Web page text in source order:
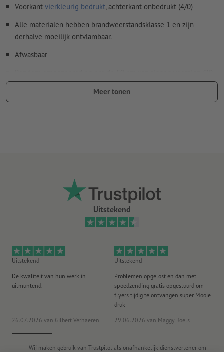
Voorkant vierkleurig bedrukt, achterkant onbedrukt (4/0)
Alle materialen hebben brandweerstandsklasse 1 en zijn
derhalve moeilijk ontvlambaar.
Afwasbaar
ringen).
Het traditionele promotiemiddel voor steigers,
optimale aantal materialen nodig voor een veilige
Meer informatie over het spandoekmontagemateriaal vindt
Aanwijzing: Wanneer de kortste zijde langer is dan 190 cm,
gevouwenworden geleverd
Let erop dat bij de 360 g/m² Kavalan om productietechnische
Meer tonen
Uitstekend
Uitstekend
De kwaliteit van hun werk in
uitmuntend.
26.07.2026 van Gilbert Verhaeren
Uitstekend
Problemen opgelost en dan met
spoedzending gratis opgestuurd om
flyers tijdig te ontvangen super Mooie
druk
29.06.2026 van Maggy Roels
Wij maken gebruik van Trustpilot als onafhankelijk dienstverlener om